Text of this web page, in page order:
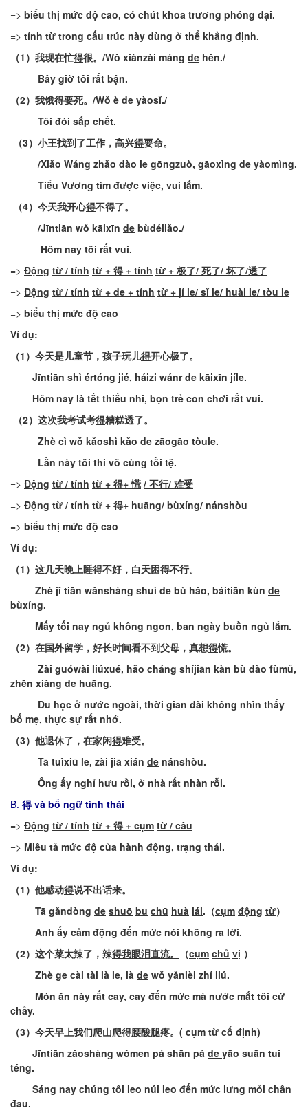
=> biểu thị mức độ cao, có chút khoa trương phóng đại.
=> tính từ trong cấu trúc này dùng ở thể khẳng định.
（1 ） 我现在忙得很。 /Wǒ xiànzài máng de hěn./
Bây giờ tôi rất bận.
（2） 我饿得要死。 /Wǒ è de yàosǐ./
Tôi đói sắp chết.
（3） 小王找到了工作，高兴得要命。
/Xiǎo Wáng zhǎo dào le gōngzuò, gāoxìng de yàomìng.
Tiểu Vương tìm được việc, vui lắm.
（4） 今天我开心得不得了。
/Jīntiān wǒ kāixīn de bùdéliǎo./
Hôm nay tôi rất vui.
=> Động từ / tính từ + 得 + tính từ + 极了/ 死了/坏了/透了
=> Động từ / tính từ + de + tính từ + jí le/ sǐ le/ huài le/ tòu le
=> biểu thị mức độ cao
Ví dụ:
（1 ） 今天是儿童节，孩子玩儿得开心极了。
Jīntiān shì értóng jié, háizi wánr de kāixīn jíle.
Hôm nay là tết thiếu nhi, bọn trẻ con chơi rất vui.
（2） 这次我考试考得糟糕透了。
Zhè cì wǒ kǎoshì kǎo de zāogāo tòule.
Lần này tôi thi vô cùng tồi tệ.
=> Động từ / tính từ + 得+ 慌 / 不行/ 难受
=> Động từ / tính từ + 得+ huāng/ bùxíng/ nánshòu
=> biểu thị mức độ cao
Ví dụ:
（1 ） 这几天晚上睡得不好，白天困得不行。
Zhè jǐ tiān wǎnshàng shuì de bù hǎo, báitiān kùn de
bùxíng.
Mấy tối nay ngủ không ngon, ban ngày buồn ngủ lắm.
（2） 在国外留学，好长时间看不到父母，真想得慌。
Zài guówài liúxué, hǎo cháng shíjiān kàn bù dào fùmǔ,
zhēn xiǎng de huāng.
Du học ở nước ngoài, thời gian dài không nhìn thấy
bố mẹ, thực sự rất nhớ.
（3） 他退休了，在家闲得难受。
Tā tuìxiū le, zài jiā xián de nánshòu.
Ông ấy nghỉ hưu rồi, ở nhà rất nhàn rỗi.
B. 得và bổ ngữ tình thái
=> Động từ / tính từ + 得 + cụm từ / câu
=> Miêu tả mức độ của hành động, trạng thái.
Ví dụ:
（1 ） 他感动得说不出话来。
Tā gǎndòng de shuō bu chū huà lái. （cụm động từ）
Anh ấy cảm động đến mức nói không ra lời.
（2） 这个菜太辣了， 辣得我眼泪直流。 （cụm chủ vị ）
Zhè ge cài tài là le, là de wǒ yǎnlèi zhí liú.
Món ăn này rất cay, cay đến mức mà nước mắt tôi cứ
chảy.
（3） 今天早上我们爬山爬得腰酸腿疼。 ( cụm từ cố định)
Jīntiān zǎoshàng wǒmen pá shān pá de yāo suān tuǐ
téng.
Sáng nay chúng tôi leo núi leo đến mức lưng mỏi chân
đau.